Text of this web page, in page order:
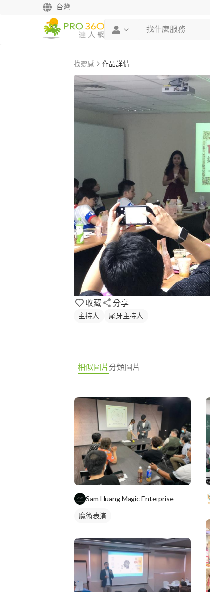
台灣
找靈感 作品詳情
收藏 分享
主持人 尾牙主持人
相似圖片分類圖片
Sam Huang Magic Enterprise
魔術表演